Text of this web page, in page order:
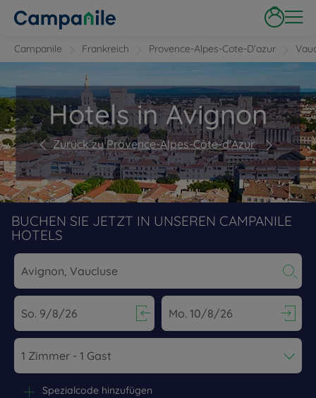
Campanile Frankreich Provence-Alpes-Cote-D’azur
Hotels in Avignon
Zurück zu Provence-Alpes-Côte-d'Azur
BUCHEN SIE JETZT IN UNSEREN CAMPANILE
HOTELS
Navigate forward to interact with the calendar and select a
Navigate backward to interact
Spezialcode hinzufügen